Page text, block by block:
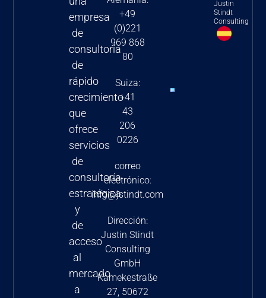
empresa
de
consultoría
de
rápido
crecimiento
que
ofrece
servicios
de
consultoría
estratégica
y
de
acceso
al
mercado
a
+49
(0)221
969 868
80
Suiza:
+41
43
206
0226
correo
electrónico:
info@jstindt.com
Dirección:
Justin Stindt
Consulting
GmbH
Kamekestraße
27, 50672
para las
empresas
farmacéuticas
Justin
Stindt
Consulting